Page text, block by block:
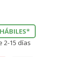
2-15 días